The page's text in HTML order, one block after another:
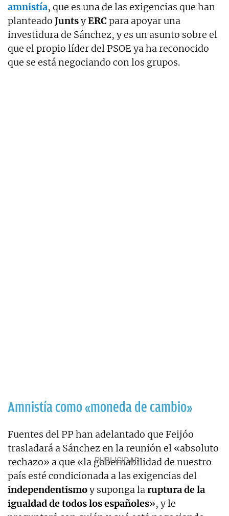
amnistía, que es una de las exigencias que han
planteado JuntsyERCpara apoyar una
investidura de Sánchez, y es un asunto sobre el
que el propio líder del PSOE ya ha reconocido
que se está negociando con los grupos.
Amnistía como «moneda de cambio»
Fuentes del PP han adelantado que Feijóo
trasladará a Sánchez en la reunión el «absoluto
rechazo» a que «la gobernabilidad de nuestro
país esté condicionada a las exigencias del
independentismoy suponga la ruptura de la
igualdad de todos los españoles», y le